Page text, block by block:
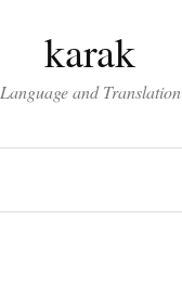
karak
Language and Translation